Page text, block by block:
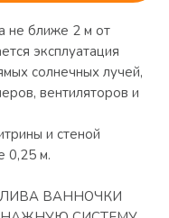
не ближе 2 м от
эксплуатация
солнечных лучей,
вентиляторов и
и стеной
0,25 м.
ВАННОЧКИ